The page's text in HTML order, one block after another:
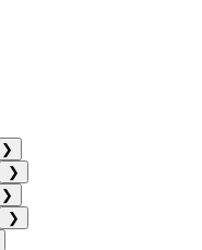
❯
❯
❯
❯